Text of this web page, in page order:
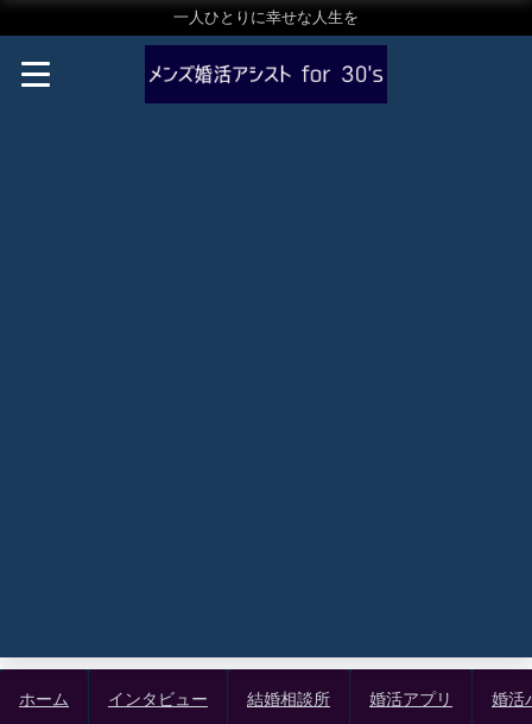
一人ひとりに幸せな人生を
ホーム インタビュー 結婚相談所 婚活アプリ 婚活